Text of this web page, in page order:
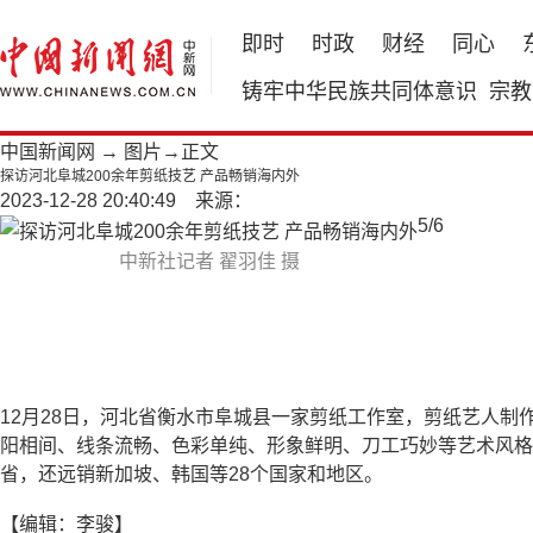
即时 时政 财经 同心
铸牢中华民族共同体意识 宗教
中国新闻网 → 图片 →正文
探访河北阜城200余年剪纸技艺 产品畅销海内外
2023-12-28 20:40:49 来源：
中新社记者 翟羽佳 摄
5/6
12月28日，河北省衡水市阜城县一家剪纸工作室，剪纸艺人
阳相间、线条流畅、色彩单纯、形象鲜明、刀工巧妙等艺术风
省，还远销新加坡、韩国等28个国家和地区。
【编辑：李骏】